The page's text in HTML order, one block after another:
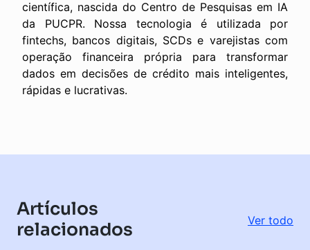
científica, nascida do Centro de Pesquisas em IA
da PUCPR. Nossa tecnologia é utilizada por
fintechs, bancos digitais, SCDs e varejistas com
operação financeira própria para transformar
dados em decisões de crédito mais inteligentes,
rápidas e lucrativas.
Artículos
relacionados
Ver todo